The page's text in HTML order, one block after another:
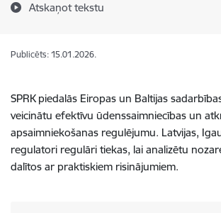
Atskaņot tekstu
Publicēts: 15.01.2026.
SPRK piedalās Eiropas un Baltijas
veicinātu efektīvu ūdenssaimniecības un
apsaimniekošanas regulējumu. Latvijas,
regulatori regulāri tiekas, lai analizētu
dalītos ar praktiskiem risinājumiem.